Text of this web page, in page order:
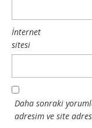
İnternet
sitesi
Daha sonraki
adresim ve site